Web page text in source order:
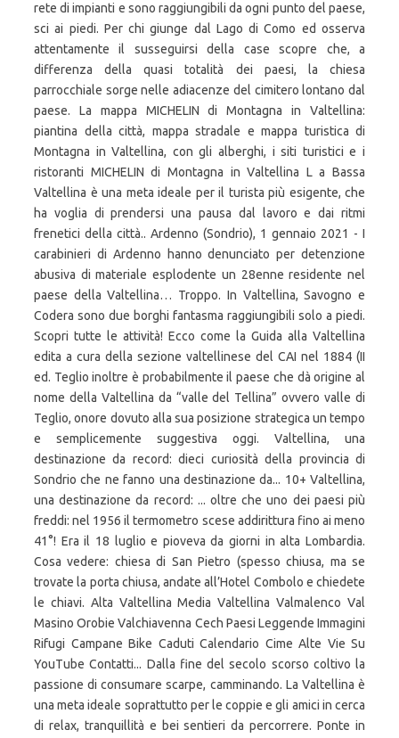
rete di impianti e sono raggiungibili da ogni punto del paese,
sci ai piedi. Per chi giunge dal Lago di Como ed osserva
attentamente il susseguirsi della case scopre che, a
differenza della quasi totalità dei paesi, la chiesa
parrocchiale sorge nelle adiacenze del cimitero lontano dal
paese. La mappa MICHELIN di Montagna in Valtellina:
piantina della città, mappa stradale e mappa turistica di
Montagna in Valtellina, con gli alberghi, i siti turistici e i
ristoranti MICHELIN di Montagna in Valtellina L a Bassa
Valtellina è una meta ideale per il turista più esigente, che
ha voglia di prendersi una pausa dal lavoro e dai ritmi
frenetici della città.. Ardenno (Sondrio), 1 gennaio 2021 - I
carabinieri di Ardenno hanno denunciato per detenzione
abusiva di materiale esplodente un 28enne residente nel
paese della Valtellina… Troppo. In Valtellina, Savogno e
Codera sono due borghi fantasma raggiungibili solo a piedi.
Scopri tutte le attività! Ecco come la Guida alla Valtellina
edita a cura della sezione valtellinese del CAI nel 1884 (II
ed. Teglio inoltre è probabilmente il paese che dà origine al
nome della Valtellina da “valle del Tellina” ovvero valle di
Teglio, onore dovuto alla sua posizione strategica un tempo
e semplicemente suggestiva oggi. Valtellina, una
destinazione da record: dieci curiosità della provincia di
Sondrio che ne fanno una destinazione da... 10+ Valtellina,
una destinazione da record: ... oltre che uno dei paesi più
freddi: nel 1956 il termometro scese addirittura fino ai meno
41°! Era il 18 luglio e pioveva da giorni in alta Lombardia.
Cosa vedere: chiesa di San Pietro (spesso chiusa, ma se
trovate la porta chiusa, andate all’Hotel Combolo e chiedete
le chiavi. Alta Valtellina Media Valtellina Valmalenco Val
Masino Orobie Valchiavenna Cech Paesi Leggende Immagini
Rifugi Campane Bike Caduti Calendario Cime Alte Vie Su
YouTube Contatti... Dalla fine del secolo scorso coltivo la
passione di consumare scarpe, camminando. La Valtellina è
una meta ideale soprattutto per le coppie e gli amici in cerca
di relax, tranquillità e bei sentieri da percorrere. Ponte in